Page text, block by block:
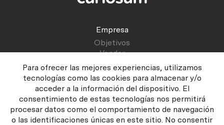
Para ofrecer las mejores experiencias, utilizamos
tecnologías como las cookies para almacenar y/o
acceder a la información del dispositivo. El
consentimiento de estas tecnologías nos permitirá
procesar datos como el comportamiento de navegación
o las identificaciones únicas en este sitio. No consentir
Empresa
Objetivos
Vender
Atención al cliente
Contactar
Manual del vendedor